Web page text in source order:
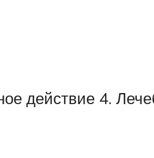
действие 4.